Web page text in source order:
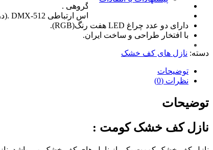
امکان کنترل به صورت تکی و گروهی .
دارای قابلیت کنترل به وسیله باس ارتباطی DMX-512 .(در صورت درخواست)
دارای دو عدد چراغ LED هفت رنگ(RGB).
با افتخار طراحی و ساخت ایران.
دسته: نازل های کف خشک
توضیحات
نظرات (0)
توضیحات
نازل کف خشک کومت :